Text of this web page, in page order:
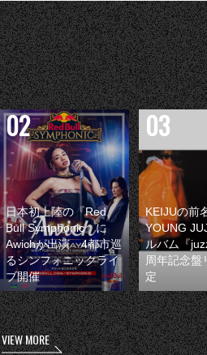
日本初上陸の『Red
Bull Symphonic』に
Awichが出演 4都市巡
るシンフォニックライ
ブ開催
KEIJUの前
YOUNG
ルバム『
周年記念盤
定
VIEW MORE